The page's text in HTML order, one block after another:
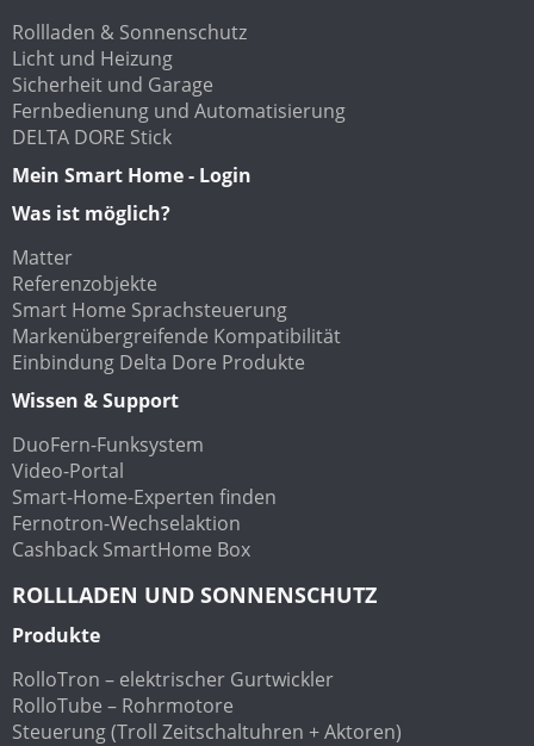
Rollladen & Sonnenschutz
Licht und Heizung
Sicherheit und Garage
Fernbedienung und Automatisierung
DELTA DORE Stick
Mein Smart Home - Login
Was ist möglich?
Matter
Referenzobjekte
Smart Home Sprachsteuerung
Markenübergreifende Kompatibilität
Einbindung Delta Dore Produkte
Wissen & Support
DuoFern-Funksystem
Video-Portal
Smart-Home-Experten finden
Fernotron-Wechselaktion
Cashback SmartHome Box
ROLLLADEN UND SONNENSCHUTZ
Produkte
RolloTron – elektrischer Gurtwickler
RolloTube – Rohrmotore
Steuerung (Troll Zeitschaltuhren + Aktoren)